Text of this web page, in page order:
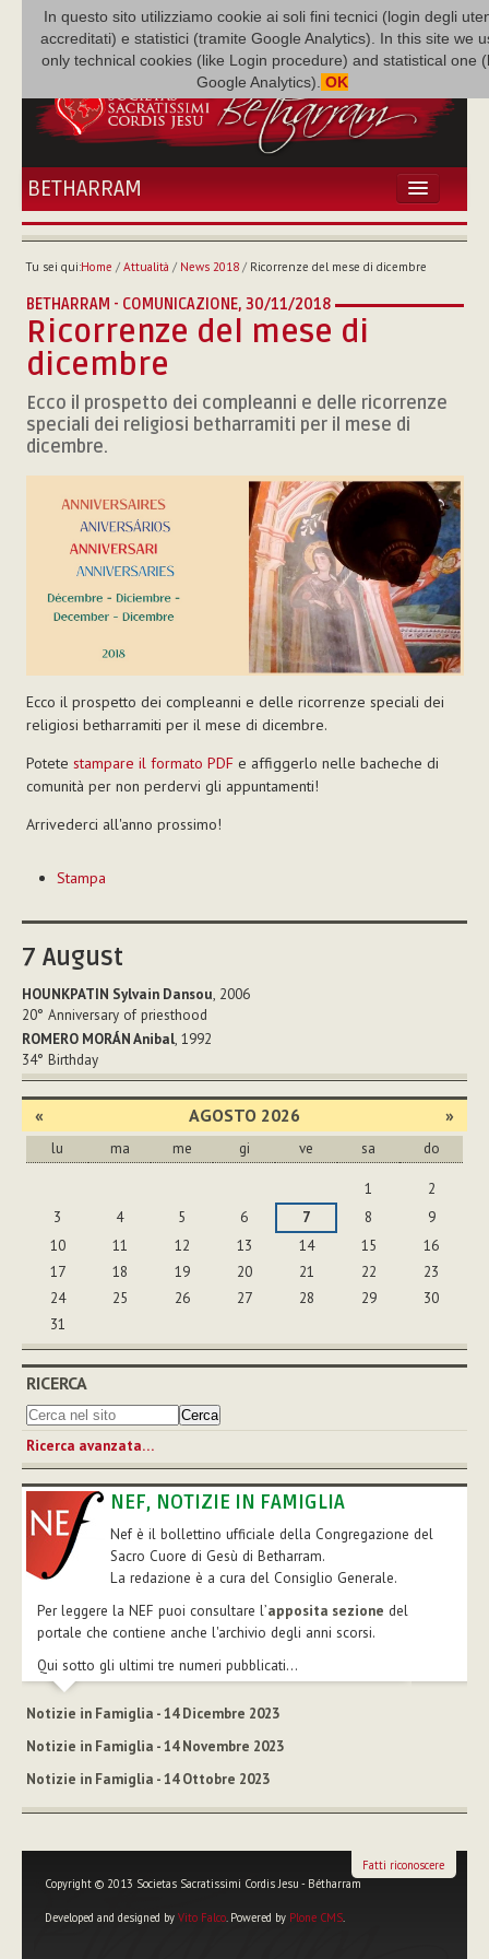
In questo sito utilizziamo cookie ai soli fini tecnici (login degli
accreditati) e statistici (tramite Google Analytics). In this site we
only technical cookies (like Login procedure) and statistical one
Google Analytics). OK
BETHARRAM
HOME
FAMIGLIA
MISSIONE
NEF
MEDIATECA
P. AUGUSTO ETCHECOPAR
Tu sei qui:Home / Attualità / News 2018/ Ricorrenze del mese di dicembre
BETHARRAM - COMUNICAZIONE, 30/11/2018
Ricorrenze del mese di
dicembre
Ecco il prospetto dei compleanni e delle ricorrenze
speciali dei religiosi betharramiti per il mese di
dicembre.
Ecco il prospetto dei compleanni e delle ricorrenze speciali dei
religiosi betharramiti per il mese di dicembre.
Potete stampare il formato PDFe affiggerlo nelle bacheche di
comunità per non perdervi gli appuntamenti!
Arrivederci all'anno prossimo!
sul
Stampa
7 August
HOUNKPATIN Sylvain Dansou, 2006
20° Anniversary of priesthood
ROMERO MORÁN Anibal, 1992
34° Birthday
« AGOSTO 2026 »
lu ma me gi ve sa do
1
2
3
4 5 6 7 8
9
10
11 12 13 14 15
16
17
18 19 20 21 22
23
24
25 26 27 28 29
30
31
RICERCA
Ricerca avanzata…
NEF, NOTIZIE IN FAMIGLIA
Nef è il bollettino ufficiale della Congregazione del
Sacro Cuore di Gesù di Betharram.
La redazione è a cura del Consiglio Generale.
Per leggere la NEF puoi consultare l’apposita sezione del
portale che contiene anche l'archivio degli anni scorsi.
Qui sotto gli ultimi tre numeri pubblicati...
Notizie in Famiglia - 14 Dicembre 2023
Notizie in Famiglia - 14 Novembre 2023
Notizie in Famiglia - 14 Ottobre 2023
Copyright © 2013 Societas Sacratissimi Cordis Jesu - Bétharram
Developed and designed by Vito Falco. Powered by Plone CMS.
Fatti riconoscere